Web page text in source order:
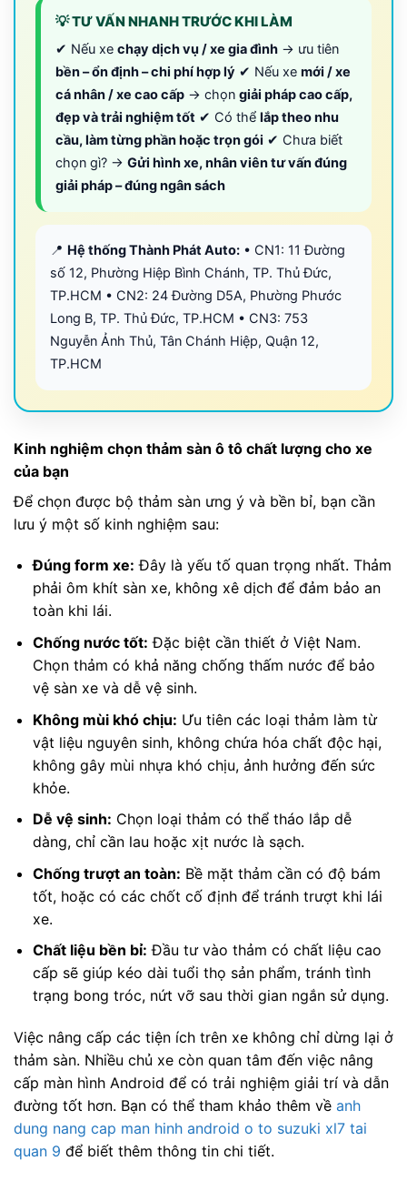
💡 TƯ VẤN NHANH TRƯỚC KHI LÀM
✔ Nếu xe chạy dịch vụ / xe gia đình → ưu tiên
bền – ổn định – chi phí hợp lý ✔ Nếu xe mới / xe
cá nhân / xe cao cấp → chọn giải pháp cao cấp,
đẹp và trải nghiệm tốt ✔ Có thể lắp theo nhu
cầu, làm từng phần hoặc trọn gói ✔ Chưa biết
chọn gì? → Gửi hình xe, nhân viên tư vấn đúng
giải pháp – đúng ngân sách
📍 Hệ thống Thành Phát Auto: • CN1: 11 Đường
số 12, Phường Hiệp Bình Chánh, TP. Thủ Đức,
TP.HCM • CN2: 24 Đường D5A, Phường Phước
Long B, TP. Thủ Đức, TP.HCM • CN3: 753
Nguyễn Ảnh Thủ, Tân Chánh Hiệp, Quận 12,
TP.HCM
Kinh nghiệm chọn thảm sàn ô tô chất lượng cho xe
của bạn
Để chọn được bộ thảm sàn ưng ý và bền bỉ, bạn cần
lưu ý một số kinh nghiệm sau:
Đúng form xe: Đây là yếu tố quan trọng nhất. Thảm
phải ôm khít sàn xe, không xê dịch để đảm bảo an
toàn khi lái.
Chống nước tốt: Đặc biệt cần thiết ở Việt Nam.
Chọn thảm có khả năng chống thấm nước để bảo
vệ sàn xe và dễ vệ sinh.
Không mùi khó chịu: Ưu tiên các loại thảm làm từ
vật liệu nguyên sinh, không chứa hóa chất độc hại,
không gây mùi nhựa khó chịu, ảnh hưởng đến sức
khỏe.
Dễ vệ sinh: Chọn loại thảm có thể tháo lắp dễ
dàng, chỉ cần lau hoặc xịt nước là sạch.
Chống trượt an toàn: Bề mặt thảm cần có độ bám
tốt, hoặc có các chốt cố định để tránh trượt khi lái
xe.
Chất liệu bền bỉ: Đầu tư vào thảm có chất liệu cao
cấp sẽ giúp kéo dài tuổi thọ sản phẩm, tránh tình
trạng bong tróc, nứt vỡ sau thời gian ngắn sử dụng.
Việc nâng cấp các tiện ích trên xe không chỉ dừng lại ở
thảm sàn. Nhiều chủ xe còn quan tâm đến việc nâng
cấp màn hình Android để có trải nghiệm giải trí và dẫn
đường tốt hơn. Bạn có thể tham khảo thêm về anh
dung nang cap man hinh android o to suzuki xl7 tai
quan 9 để biết thêm thông tin chi tiết.